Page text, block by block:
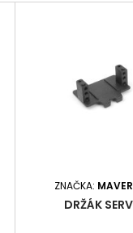
ZNAČKA:
DRŽÁK